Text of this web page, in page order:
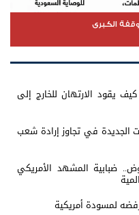
الكبرى
كيف يقود الارتهان للخارج إلى
الجديدة في تجاوز إرادة شعب
ضبابية المشهد الأمريكي
لمسودة أمريكية